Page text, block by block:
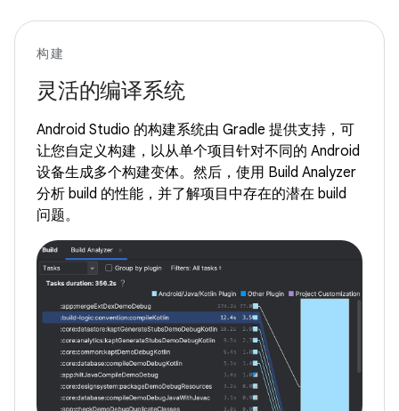
构建
灵活的编译系统
Android Studio 的构建系统由 Gradle 提供支持，可
让您自定义构建，以从单个项目针对不同的 Android
设备生成多个构建变体。然后，使用 Build Analyzer
分析 build 的性能，并了解项目中存在的潜在 build
问题。